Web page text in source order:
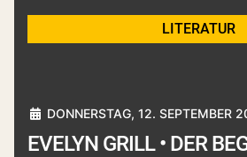
LITERATUR
DONNERSTAG, 12. SEPTEMBER
EVELYN GRILL • DER